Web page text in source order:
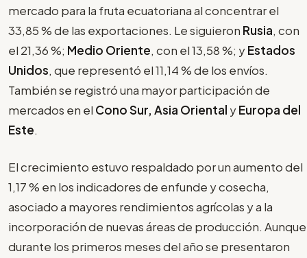
mercado para la fruta ecuatoriana al concentrar el
33,85 % de las exportaciones. Le siguieron Rusia, con
el 21,36 %; Medio Oriente, con el 13,58 %; yEstados
Unidos, que representó el 11,14 % de los envíos.
También se registró una mayor participación de
mercados en el Cono Sur, Asia Oriental yEuropa del
Este.
El crecimiento estuvo respaldado por un aumento del
1,17 % en los indicadores de enfunde y cosecha,
asociado a mayores rendimientos agrícolas y a la
incorporación de nuevas áreas de producción. Aunque
durante los primeros meses del año se presentaron